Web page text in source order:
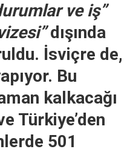
ve iş”
dışında
İsviçre de,
Bu
kalkacağı
Türkiye’den
501